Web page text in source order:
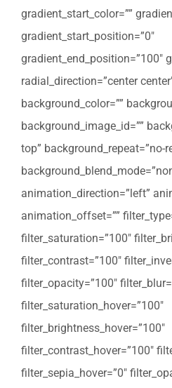
gradient_start_color=””
gradient_start_position=”0″
gradient_end_position=”100″
radial_direction=”center
background_color=””
background_image_id=””
top” background_repeat=”no-
animation_direction=”left”
animation_offset=””
filter_saturation=”100″
filter_contrast=”100″
filter_opacity=”100″
filter_saturation_hover=”100″
filter_brightness_hover=”100″
filter_contrast_hover=”100″
filter_sepia_hover=”0″